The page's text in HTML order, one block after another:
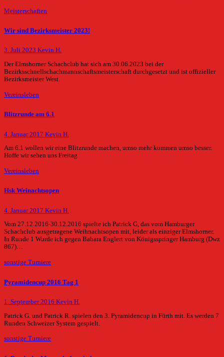
Meisterschaften
Wir sind Bezirksmeister 2023!
3. Juli 2023 Kevin H.
Der Elmshorner Schachclub hat sich am 30.06.2023 bei der
Bezirksschnellschachmannschaftsmeisterschaft durchgesetzt und ist offizieller
Bezirksmeister West.
Vereinsleben
Blitzrunde am 6.1
4. Januar 2017 Kevin H.
Am 6.1 wollen wir eine Blitzrunde machen, umso mehr kommen umso besser.
Hoffe wir sehen uns Freitag
Vereinsleben
Hsk Weinachtsopen
4. Januar 2017 Kevin H.
Vom 27.12.2016-30.12.2016 spielte ich Patrick G, das vom Hamburger
Schachclub ausgetragene Weihnachtsopen mit, leider als einziger Elmshorner.
In Runde 1 Wurde ich gegen Babara Englert von Königsspringer Hamburg (Dwz
867)…
sonstige Turniere
Pyramidencup 2016 Tag 1
1. September 2016 Kevin H.
Patrick G. und Patrick R. spielen den 3. Pyramidencup in Fürth mit. Es werden 7
Runden Schweizer System gespielt.
sonstige Turniere